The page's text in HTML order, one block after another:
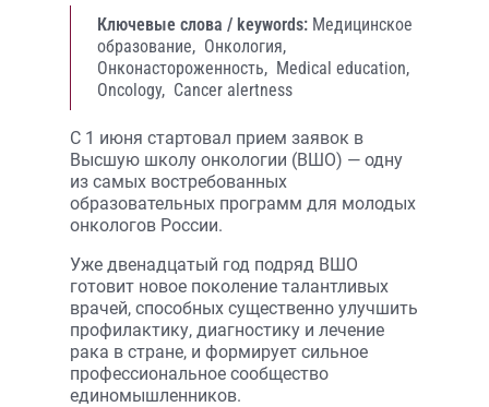
Ключевые слова / keywords: Медицинское
образование, Онкология,
Онконастороженность, Medical education,
Oncology, Cancer alertness
С 1 июня стартовал прием заявок в
Высшую школу онкологии (ВШО) — одну
из самых востребованных
образовательных программ для молодых
онкологов России.
Уже двенадцатый год подряд ВШО
готовит новое поколение талантливых
врачей, способных существенно улучшить
профилактику, диагностику и лечение
рака в стране, и формирует сильное
профессиональное сообщество
единомышленников.